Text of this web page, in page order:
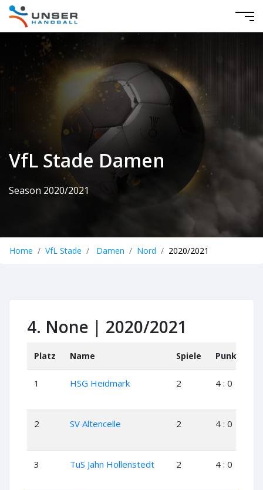
VfL Stade Damen
Season 2020/2021
Home VfL Stade Damen Nord 2020/2021
4. None | 2020/2021
Platz Name Spiele Punkte
1 HSG Heidmark 2 4 : 0
2 SV Altencelle 2 4 : 0
3 TuS Jahn Hollenstedt 2 4 : 0